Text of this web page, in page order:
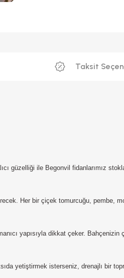
Taksit
güzelliği ile Begonvil fidanlarımız
Her bir çiçek tomurcuğu, pembe,
yapısıyla dikkat çeker.
yetiştirmek isterseniz, drenajlı bir